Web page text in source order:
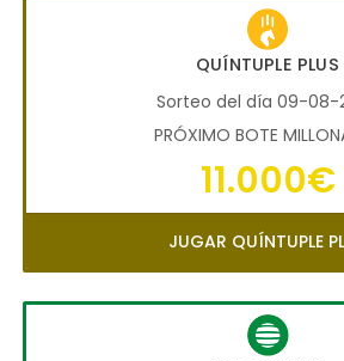
QUÍNTUPLE PLUS
Sorteo del día 09-08-
PRÓXIMO BOTE
11.000€
JUGAR QUÍNTUPLE